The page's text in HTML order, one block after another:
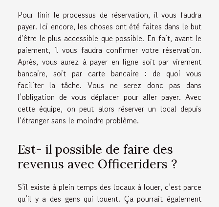
Pour finir le processus de réservation, il vous faudra
payer. Ici encore, les choses ont été faites dans le but
d’être le plus accessible que possible. En fait, avant le
paiement, il vous faudra confirmer votre réservation.
Après, vous aurez à payer en ligne soit par virement
bancaire, soit par carte bancaire : de quoi vous
faciliter la tâche. Vous ne serez donc pas dans
l’obligation de vous déplacer pour aller payer. Avec
cette équipe, on peut alors réserver un local depuis
l’étranger sans le moindre problème.
Est- il possible de faire des
revenus avec Officeriders ?
S’il existe à plein temps des locaux à louer, c’est parce
qu’il y a des gens qui louent. Ça pourrait également